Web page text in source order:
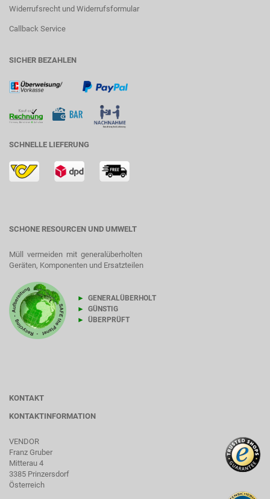
Widerrufsrecht und Widerrufsformular
Callback Service
SICHER BEZAHLEN
SCHNELLE LIEFERUNG
SCHONE RESOURCEN UND UMWELT
Müll vermeiden mit generalüberholten
Geräten, Komponenten und Ersatzteilen
► GENERALÜBERHOLT
► GÜNSTIG
► ÜBERPRÜFT
KONTAKT
KONTAKTINFORMATION
VENDOR
Franz Gruber
Mitterau 4
3385 Prinzersdorf
Österreich